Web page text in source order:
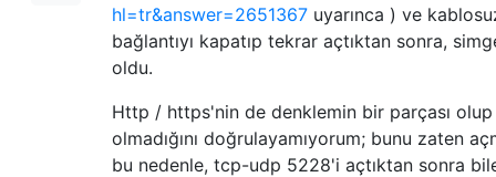
hl=tr&answer=2651367 uyarınca ) ve
bağlantıyı kapatıp tekrar açtıktan sonra,
oldu.
Http / https'nin de denklemin bir parçası olup
olmadığını doğrulayamıyorum; bunu zaten
bu nedenle, tcp-udp 5228'i açtıktan sonra